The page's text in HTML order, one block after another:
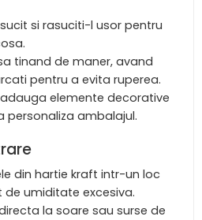
si rasuciti-l usor pentru
tinand de maner, avand
pentru a evita ruperea.
elemente decorative
personaliza ambalajul.
din hartie kraft intr-un loc
umiditate excesiva.
la soare sau surse de